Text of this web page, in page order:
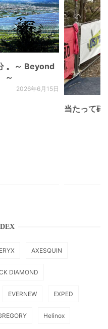
。～ Beyond
～
2026年6月15日
当たって砕
AXESQUIN
DIAMOND
EVERNEW EXPED
Helinox